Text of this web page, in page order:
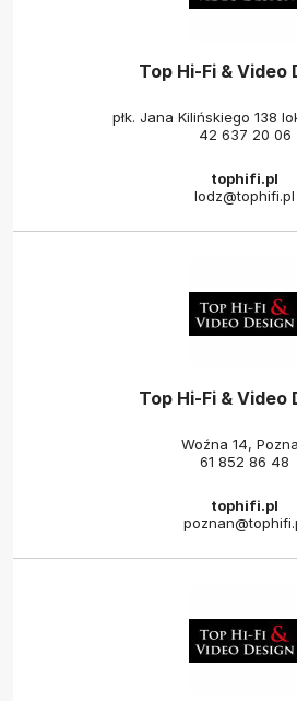
Top Hi-Fi & Video
płk. Jana Kilińskiego 138
42 637 20 06
tophifi.pl
lodz@tophifi.pl
Top Hi-Fi & Video
Woźna 14,
61 852 86 48
tophifi.pl